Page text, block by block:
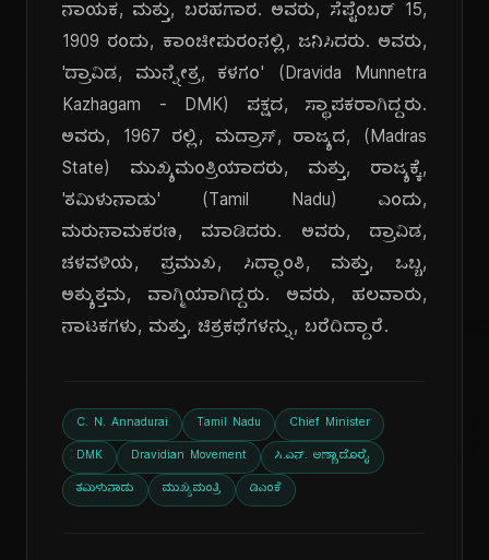
ನಾಯಕ, ಮತ್ತು, ಬರಹಗಾರ. ಅವರು, ಸೆಪ್ಟೆಂಬರ್ 15,
1909 ರಂದು, ಕಾಂಚೀಪುರಂನಲ್ಲಿ, ಜನಿಸಿದರು. ಅವರು,
'ದ್ರಾವಿಡ, ಮುನ್ನೇತ್ರ, ಕಳಗಂ' (Dravida Munnetra
Kazhagam - DMK) ಪಕ್ಷದ, ಸ್ಥಾಪಕರಾಗಿದ್ದರು.
ಅವರು, 1967 ರಲ್ಲಿ, ಮದ್ರಾಸ್, ರಾಜ್ಯದ, (Madras
State) ಮುಖ್ಯಮಂತ್ರಿಯಾದರು, ಮತ್ತು, ರಾಜ್ಯಕ್ಕೆ,
'ತಮಿಳುನಾಡು' (Tamil Nadu) ಎಂದು,
ಮರುನಾಮಕರಣ, ಮಾಡಿದರು. ಅವರು, ದ್ರಾವಿಡ,
ಚಳವಳಿಯ, ಪ್ರಮುಖ, ಸಿದ್ಧಾಂತಿ, ಮತ್ತು, ಒಬ್ಬ,
ಅತ್ಯುತ್ತಮ, ವಾಗ್ಮಿಯಾಗಿದ್ದರು. ಅವರು, ಹಲವಾರು,
ನಾಟಕಗಳು, ಮತ್ತು, ಚಿತ್ರಕಥೆಗಳನ್ನು, ಬರೆದಿದ್ದಾರೆ.
C. N. Annadurai Tamil Nadu Chief Minister
DMK Dravidian Movement ಸಿ.ಎನ್. ಅಣ್ಣಾದೊರೈ
ತಮಿಳುನಾಡು ಮುಖ್ಯಮಂತ್ರಿ ಡಿಎಂಕೆ